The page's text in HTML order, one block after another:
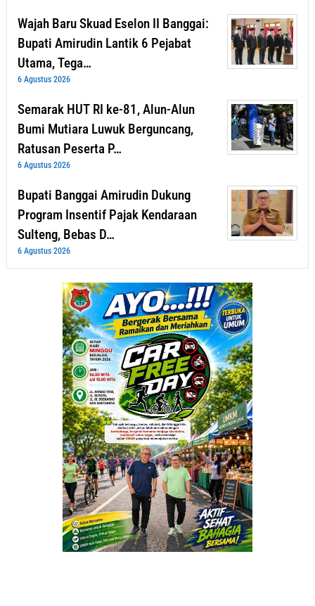
Wajah Baru Skuad Eselon II Banggai:
Bupati Amirudin Lantik 6 Pejabat
Utama, Tega…
6 Agustus 2026
Semarak HUT RI ke-81, Alun-Alun
Bumi Mutiara Luwuk Berguncang,
Ratusan Peserta P…
6 Agustus 2026
Bupati Banggai Amirudin Dukung
Program Insentif Pajak Kendaraan
Sulteng, Bebas D…
6 Agustus 2026